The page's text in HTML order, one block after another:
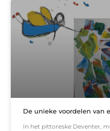
De unieke voordelen van
In het pittoreske Deventer,